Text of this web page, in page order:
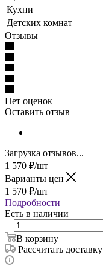
Кухни
Детских комнат
Отзывы
Нет оценок
Оставить отзыв
Загрузка отзывов...
1 570 ₽/шт
Варианты цен
1 570 ₽/шт
Подробности
Есть в наличии
В корзину
Рассчитать доставку